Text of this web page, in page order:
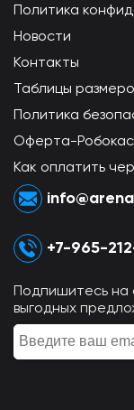
Политика
Новости
Контакты
Таблицы
Политика
Оферта-
Как оплатить
+7-965-
Подпишитесь на
выгодных